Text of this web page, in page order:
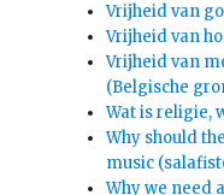
Vrijheid van
Vrijheid van
Vrijheid van
(Belgische
Wat is religie,
Why should
music
Why we need